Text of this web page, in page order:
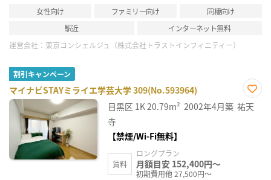
女性向け ファミリー向け
同棲向け
駅近
インターネット無料
運営会社： 東京コンシェルジュ（株式会社トラストインフィニティー）
割引キャンペーン
マイナビSTAYミライエ学芸大学 309(No.593964)
お気
に入
目黒区 1K20.79m² 2002年4月築 祐天
寺
【禁煙/Wi-Fi無料】
賃料
ロングプラン
月額目安 152,400円～
初期費用他 27,500円～